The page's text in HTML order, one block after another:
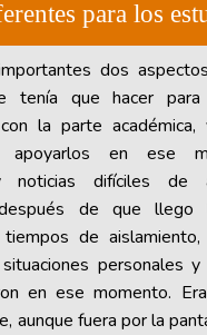
para los
dos
tenía que hacer para
la parte
apoyarlos en ese
noticias difíciles de
después de que
de
personales y
en ese momento.
aunque fuera por la